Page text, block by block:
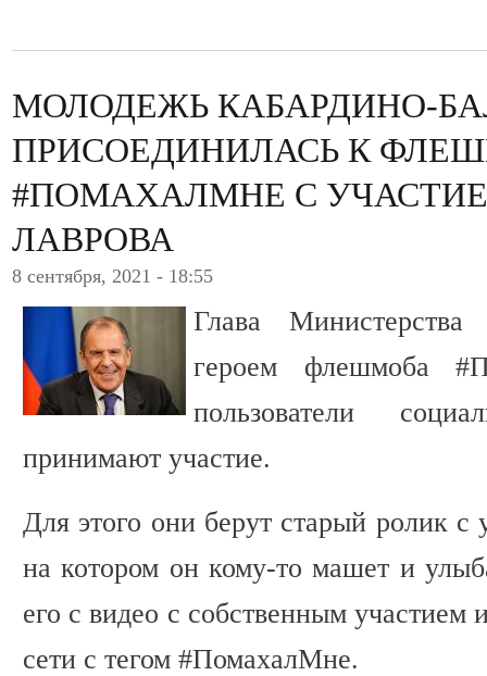
МОЛОДЕЖЬ КАБАРДИНО-
ПРИСОЕДИНИЛАСЬ К
#ПОМАХАЛМНЕ С
ЛАВРОВА
8 сентября, 2021 - 18:55
Глава
героем флешмоба
пользователи
принимают участие.
Для этого они берут старый ролик с
на котором он кому-то машет и
его с видео с собственным участием
сети с тегом #ПомахалМне.